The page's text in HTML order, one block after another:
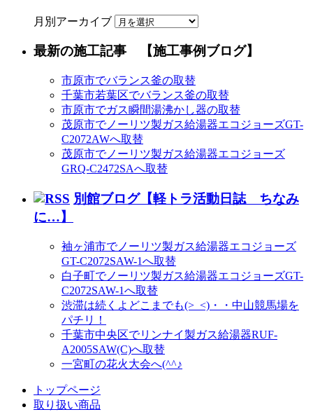
月別アーカイブ
最新の施工記事 【施工事例ブログ】
市原市でバランス釜の取替
千葉市若葉区でバランス釜の取替
市原市でガス瞬間湯沸かし器の取替
茂原市でノーリツ製ガス給湯器エコジョーズGT-
C2072AWへ取替
茂原市でノーリツ製ガス給湯器エコジョーズ
GRQ-C2472SAへ取替
別館ブログ【軽トラ活動日誌 ちなみ
に…】
袖ヶ浦市でノーリツ製ガス給湯器エコジョーズ
GT-C2072SAW-1へ取替
白子町でノーリツ製ガス給湯器エコジョーズGT-
C2072SAW-1へ取替
渋滞は続くよどこまでも(>_<)・・中山競馬場を
パチリ！
千葉市中央区でリンナイ製ガス給湯器RUF-
A2005SAW(C)へ取替
一宮町の花火大会へ(^^♪
トップページ
取り扱い商品